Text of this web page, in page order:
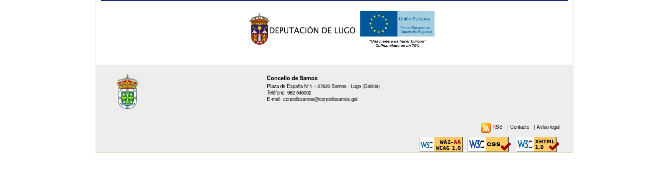
Concello de Samos
Plaza de España N°1 – 27620 Samos - Lugo (Galicia)
Teléfono: 982 546002
E-mail: concellosamos@concellosamos.gal
RSS |Contacto |Aviso legal